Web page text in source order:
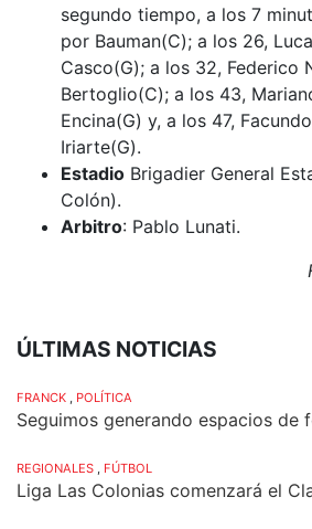
segundo tiempo, a los 7
por Bauman(C); a los 26,
Casco(G); a los 32, Federico
Bertoglio(C); a los 43,
Encina(G) y, a los 47,
Iriarte(G).
Estadio Brigadier General
Colón).
Arbitro: Pablo Lunati.
ÚLTIMAS NOTICIAS
FRANCK POLÍTICA
Seguimos generando espacios de
REGIONALES FÚTBOL
Liga Las Colonias comenzará el